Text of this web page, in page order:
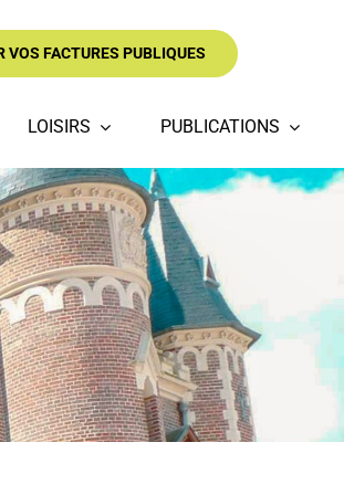
VOS FACTURES PUBLIQUES
LOISIRS PUBLICATIONS